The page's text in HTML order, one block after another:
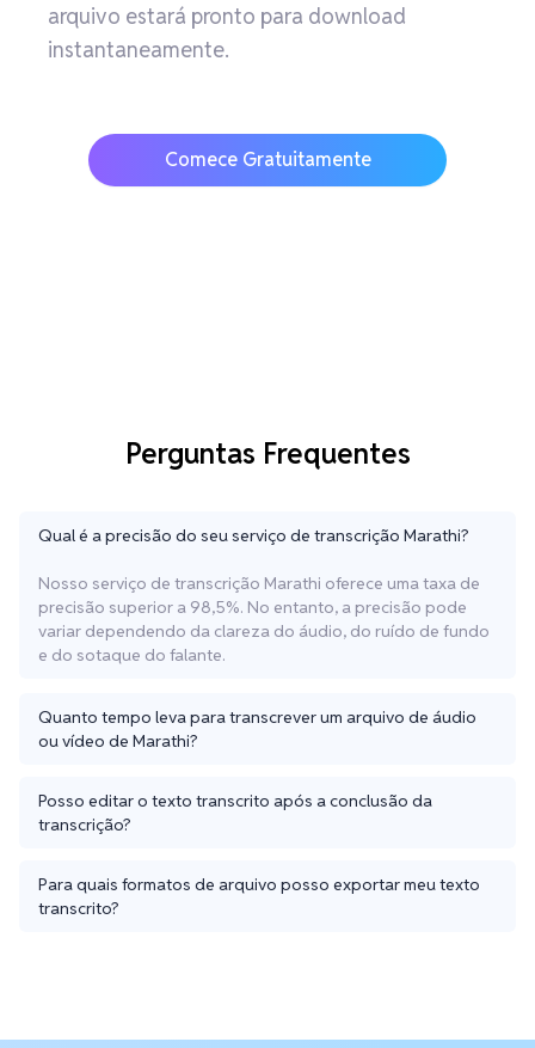
arquivo estará pronto para download
instantaneamente.
Comece Gratuitamente
Perguntas Frequentes
Qual é a precisão do seu serviço de transcrição Marathi?
Nosso serviço de transcrição Marathi oferece uma taxa de
precisão superior a 98,5%. No entanto, a precisão pode
variar dependendo da clareza do áudio, do ruído de fundo
e do sotaque do falante.
Quanto tempo leva para transcrever um arquivo de áudio
ou vídeo de Marathi?
Posso editar o texto transcrito após a conclusão da
transcrição?
Para quais formatos de arquivo posso exportar meu texto
transcrito?